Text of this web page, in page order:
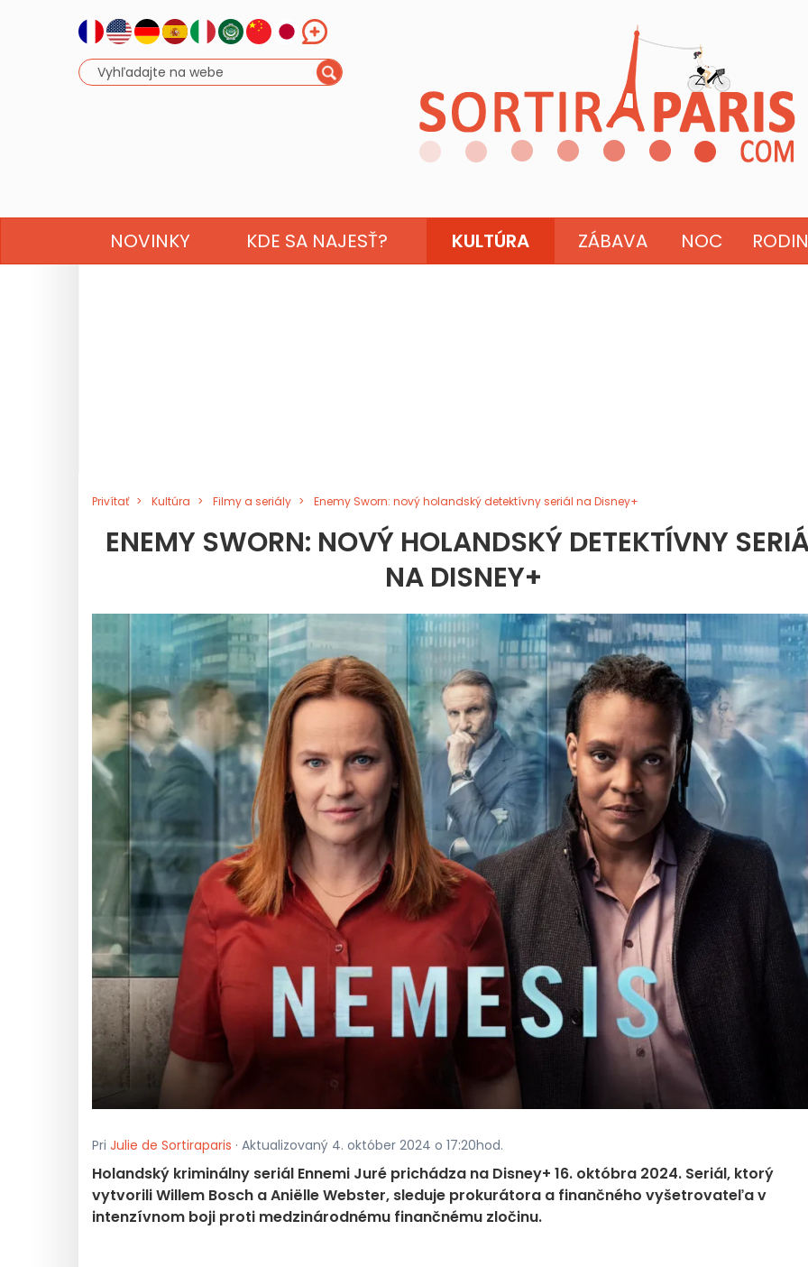
NOVINKY KDE SA NAJESŤ? KULTÚRA ZÁBAVA NOC
Privítať Kultúra Filmy a seriály Enemy Sworn: nový holandský detektívny seriál na Disney+
ENEMY SWORN: NOVÝ HOLANDSKÝ DETEKTÍVNY
NA DISNEY+
Pri Julie de Sortiraparis · Aktualizovaný 4. október 2024 o 17:20hod.
Holandský kriminálny seriál Ennemi Juré prichádza na Disney+ 16. októbra 2024. Seriál, ktorý
vytvorili Willem Bosch a Aniëlle Webster, sleduje prokurátora a finančného vyšetrovateľa v
intenzívnom boji proti medzinárodnému finančnému zločinu.